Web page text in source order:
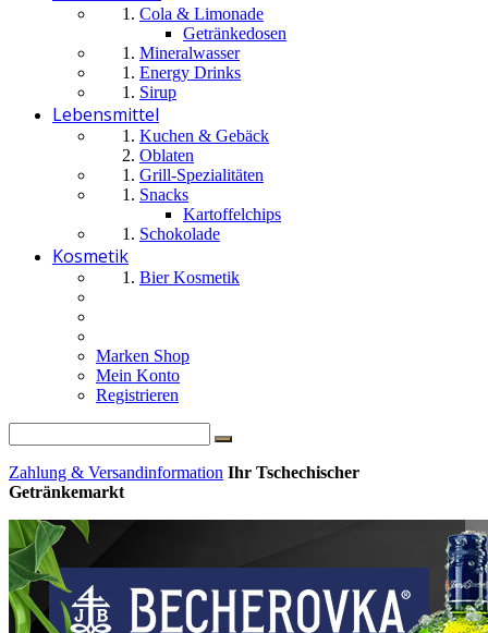
Cola & Limonade
Getränkedosen
Mineralwasser
Energy Drinks
Sirup
Lebensmittel
Kuchen & Gebäck
Oblaten
Grill-Spezialitäten
Snacks
Kartoffelchips
Schokolade
Kosmetik
Bier Kosmetik
Marken Shop
Mein Konto
Registrieren
Zahlung & Versandinformation Ihr Tschechischer
Getränkemarkt